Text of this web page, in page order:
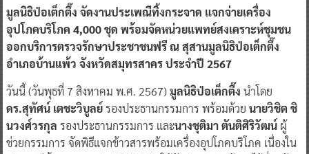
มูลนิธิป่อเต็กตึ๊ง จัดงานประเพณีทิ้งกระจาด แจกจ่ายเครื่อง
อุปโภคบริโภค 4,000 ชุด พร้อมจัดหน่วยแพทย์สงเคราะห์ชุมชน
ออกบริการตรวจรักษาประชาชนฟรี ณ สุสานมูลนิธิป่อเต็กตึ๊ง
อำเภอบ้านแพ้ว จังหวัดสมุทรสาคร ประจำปี 2567
วันนี้ (วันพุธที่ 7 สิงหาคม พ.ศ. 2567)มูลนิธิป่อเต็กตึ๊ง นำโดย
ดร.สุทัศน์ เตชะวิบูลย์รองประธานกรรมการ พร้อมด้วย นายวิชิต ชิ
นวงศ์วรกุล รองประธานกรรมการ และนางชุติมา ตันติศิริวัฒน์ผู้
ช่วยกรรมการ จัดพิธีแจกข้าวสารพร้อมเครื่องอุปโภคบริโภค เนื่องใน